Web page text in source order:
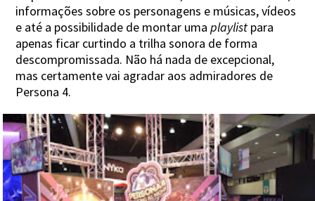
informações sobre os personagens e músicas, vídeos
e até a possibilidade de montar umaplaylist para
apenas ficar curtindo a trilha sonora de forma
descompromissada. Não há nada de excepcional,
mas certamente vai agradar aos admiradores de
Persona 4.